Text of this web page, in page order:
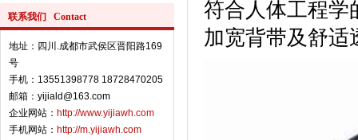
联系我们 Contact
地址：四川.成都市武侯区晋阳路169
号
手机：13551398778 18728470205
邮箱：yijiald@163.com
企业网站： http://www.yijiawh.com
手机网站： http://m.yijiawh.com
符合人体工程学
加宽背带及舒适